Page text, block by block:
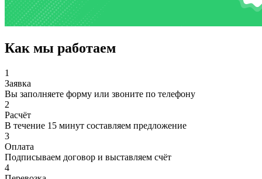
Как мы работаем
1
Заявка
Вы заполняете форму или звоните по телефону
2
Расчёт
В течение 15 минут составляем предложение
3
Оплата
Подписываем договор и выставляем счёт
4